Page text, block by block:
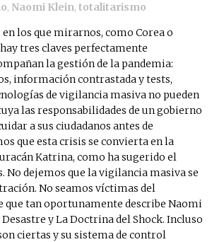
, Naomi Klein,totalitarismo
los que mirarnos, como Corea o
tres claves perfectamente
la gestión de la pandemia:
información contrastada y tests,
de vigilancia masiva no pueden
las responsabilidades de un gobierno
a sus ciudadanos antes de
que esta crisis se convierta en la
Katrina, como ha sugerido el
No dejemos que la vigilancia masiva se
No seamos víctimas del
que tan oportunamente describe Naomi
y La Doctrina del Shock. Incluso
ciertas y su sistema de control